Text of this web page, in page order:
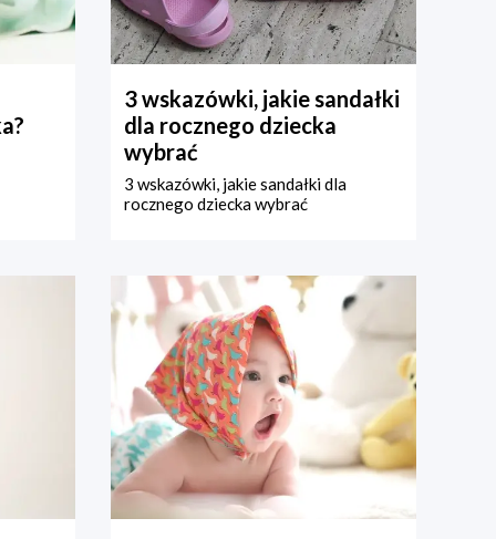
3 wskazówki, jakie sandałki
dla rocznego dziecka
wybrać
3 wskazówki, jakie sandałki dla
rocznego dziecka wybrać